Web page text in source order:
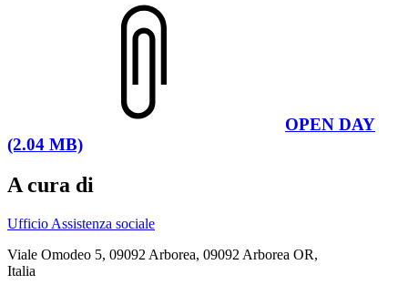
OPEN DAY
(2.04 MB)
A cura di
Ufficio Assistenza sociale
Viale Omodeo 5, 09092 Arborea, 09092 Arborea OR,
Italia